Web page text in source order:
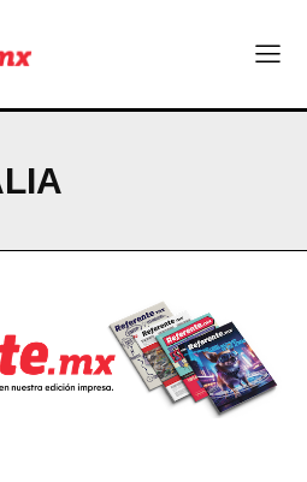
y hoy mueve la tecnología global
la vida: son el nuevo punto de